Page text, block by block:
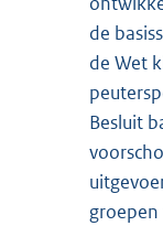
de
de Wet
Besluit